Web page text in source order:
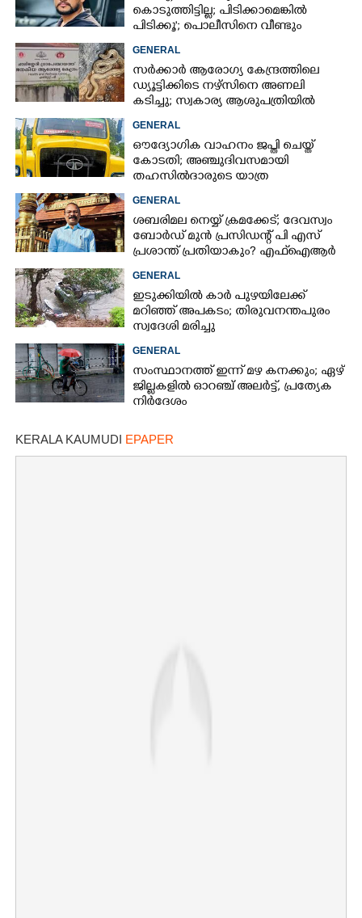
കൊടുത്തിട്ടില്ല; പിടിക്കാമെങ്കിൽ
പിടിക്കൂ'; പൊലീസിനെ വീണ്ടും
GENERAL
സർക്കാർ ആരോഗ്യ കേന്ദ്രത്തിലെ
ഡ്യൂട്ടിക്കിടെ നഴ്സിനെ അണലി
കടിച്ചു; സ്വകാര്യ ആശുപത്രിയിൽ
GENERAL
ഔദ്യോഗിക വാഹനം ജപ്തി ചെയ്ത്
കോടതി; അഞ്ചുദിവസമായി
തഹസിൽദാരുടെ യാത്ര
GENERAL
ശബരിമല നെയ്യ് ക്രമക്കേട്; ദേവസ്വം
ബോർഡ് മുൻ പ്രസിഡന്റ് പി എസ്
പ്രശാന്ത് പ്രതിയാകും? എഫ്ഐആർ
GENERAL
ഇടുക്കിയിൽ കാർ പുഴയിലേക്ക്
മറിഞ്ഞ് അപകടം; തിരുവനന്തപുരം
സ്വദേശി മരിച്ചു
GENERAL
സംസ്ഥാനത്ത് ഇന്ന് മഴ കനക്കും; ഏഴ്
ജില്ലകളിൽ ഓറഞ്ച് അലർട്ട്, പ്രത്യേക
നിർദേശം
KERALA KAUMUDI EPAPER